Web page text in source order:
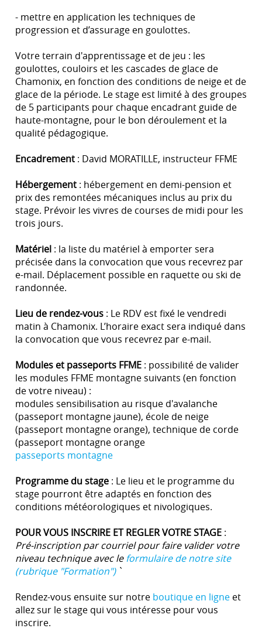
- mettre en application les techniques de
progression et d’assurage en goulottes.
Votre terrain d'apprentissage et de jeu : les
goulottes, couloirs et les cascades de glace de
Chamonix, en fonction des conditions de neige et de
glace de la période. Le stage est limité à des groupes
de 5 participants pour chaque encadrant guide de
haute-montagne, pour le bon déroulement et la
qualité pédagogique.
Encadrement : David MORATILLE, instructeur FFME
Hébergement : hébergement en demi-pension et
prix des remontées mécaniques inclus au prix du
stage. Prévoir les vivres de courses de midi pour les
trois jours.
Matériel : la liste du matériel à emporter sera
précisée dans la convocation que vous recevrez par
e-mail. Déplacement possible en raquette ou ski de
randonnée.
Lieu de rendez-vous : Le RDV est fixé le vendredi
matin à Chamonix. L’horaire exact sera indiqué dans
la convocation que vous recevrez par e-mail.
Modules et passeports FFME : possibilité de valider
les modules FFME montagne suivants (en fonction
de votre niveau) :
modules sensibilisation au risque d'avalanche
(passeport montagne jaune), école de neige
(passeport montagne orange), technique de corde
(passeport montagne orange
passeports montagne
Programme du stage : Le lieu et le programme du
stage pourront être adaptés en fonction des
conditions météorologiques et nivologiques.
POUR VOUS INSCRIRE ET REGLER VOTRE STAGE :
Pré-inscription par courriel pour faire valider votre
niveau technique avec leformulaire de notre site
(rubrique "Formation") `
Rendez-vous ensuite sur notre boutique en ligne et
allez sur le stage qui vous intéresse pour vous
inscrire.